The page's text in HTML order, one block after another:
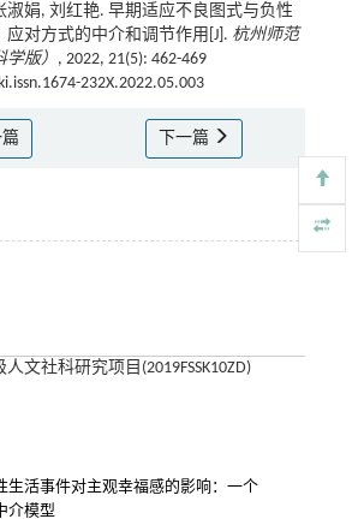
淑娟, 刘红艳. 早期适应不良图式与负性
对方式的中介和调节作用[J]. 杭州师范
版） , 2022, 21(5): 462-469
232X.2022.05.003
篇 下一篇
文社科研究项目(2019FSSK10ZD)